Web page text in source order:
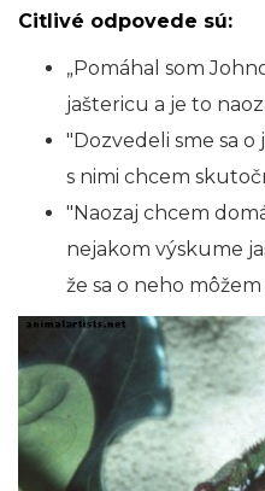
Citlivé odpovede sú:
„Pomáhal som
jaštericu a je to
"Dozvedeli sme sa o
s nimi chcem
"Naozaj chcem
nejakom výskume
že sa o neho